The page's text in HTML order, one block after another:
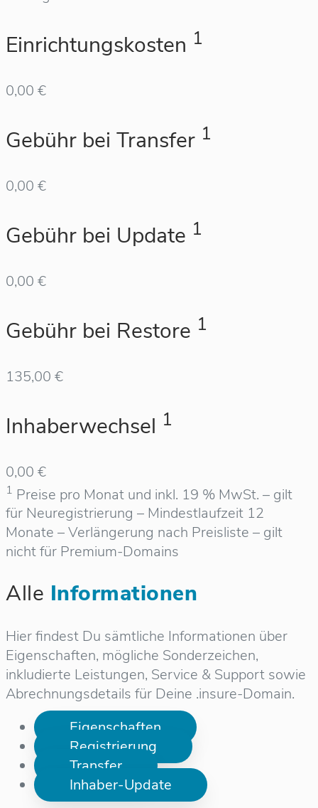
Einrichtungskosten 1
0,00 €
Gebühr bei Transfer 1
0,00 €
Gebühr bei Update 1
0,00 €
Gebühr bei Restore 1
135,00 €
Inhaberwechsel 1
0,00 €
1 Preise pro Monat und inkl. 19 % MwSt. – gilt
für Neuregistrierung – Mindestlaufzeit 12
Monate – Verlängerung nach Preisliste – gilt
nicht für Premium-Domains
Alle Informationen
Hier findest Du sämtliche Informationen über
Eigenschaften, mögliche Sonderzeichen,
inkludierte Leistungen, Service & Support sowie
Abrechnungsdetails für Deine .insure-Domain.
Eigenschaften
Registrierung
Transfer
Inhaber-Update